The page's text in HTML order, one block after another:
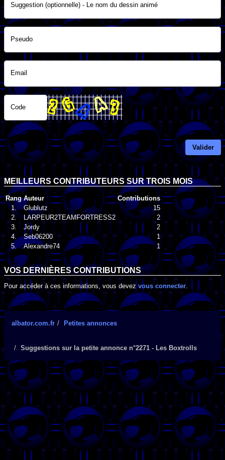
Suggestion (optionnelle) - Le nom du dessin animé
Pseudo
Email
Code
Valider
MEILLEURS CONTRIBUTEURS SUR TROIS MOIS
Rang Auteur
Contributions
1.
Glublutz
15
2.
LARPEUR2TEAMFORTRESS2
2
3.
Jordy
2
4.
Seb06200
1
5.
Alexandre74 1
VOS DERNIÈRES CONTRIBUTIONS
Pour accéder à ces informations, vous devez vous connecter
albator.com.fr Petites annonces
Suggestions sur la petite annonce n°2271 - Les Boxtrolls